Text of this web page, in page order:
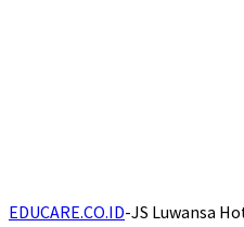
EDUCARE.CO.ID-JS Luwansa